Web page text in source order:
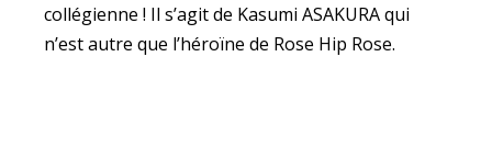
collégienne ! Il s’agit de Kasumi ASAKURA qui
n’est autre que l’héroïne de Rose Hip Rose.